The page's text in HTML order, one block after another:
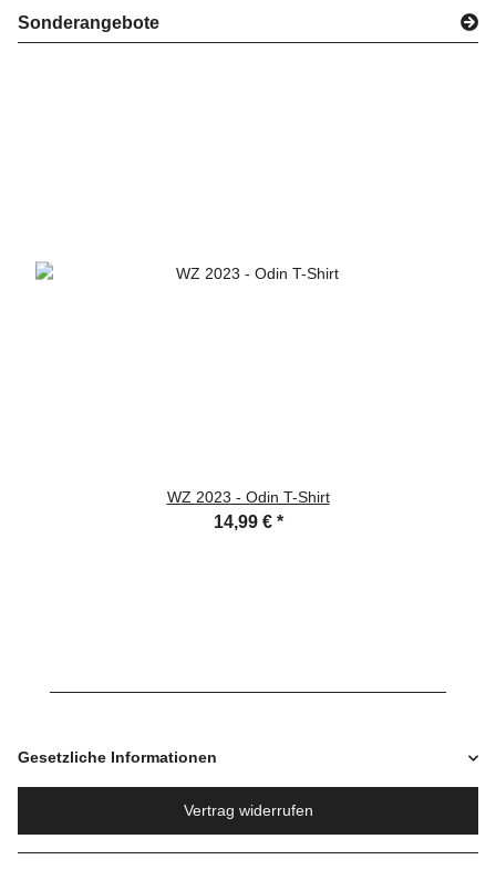
Sonderangebote
WZ 2023 - Odin T-Shirt
14,99 € *
Gesetzliche Informationen
Vertrag widerrufen